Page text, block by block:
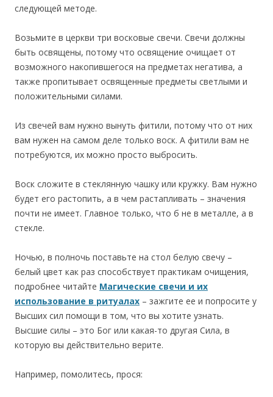
следующей методе.
Возьмите в церкви три восковые свечи. Свечи должны
быть освящены, потому что освящение очищает от
возможного накопившегося на предметах негатива, а
также пропитывает освященные предметы светлыми и
положительными силами.
Из свечей вам нужно вынуть фитили, потому что от них
вам нужен на самом деле только воск. А фитили вам не
потребуются, их можно просто выбросить.
Воск сложите в стеклянную чашку или кружку. Вам нужно
будет его растопить, а в чем растапливать – значения
почти не имеет. Главное только, что б не в металле, а в
стекле.
Ночью, в полночь поставьте на стол белую свечу –
белый цвет как раз способствует практикам очищения,
подробнее читайте Магические свечи и их
использование в ритуалах – зажгите ее и попросите у
Высших сил помощи в том, что вы хотите узнать.
Высшие силы – это Бог или какая-то другая Сила, в
которую вы действительно верите.
Например, помолитесь, прося: